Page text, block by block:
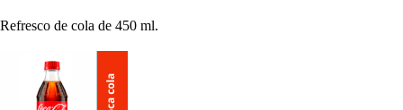
Refresco de cola de 450 ml.